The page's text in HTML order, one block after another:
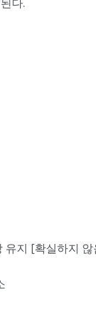
유지 [확실하지